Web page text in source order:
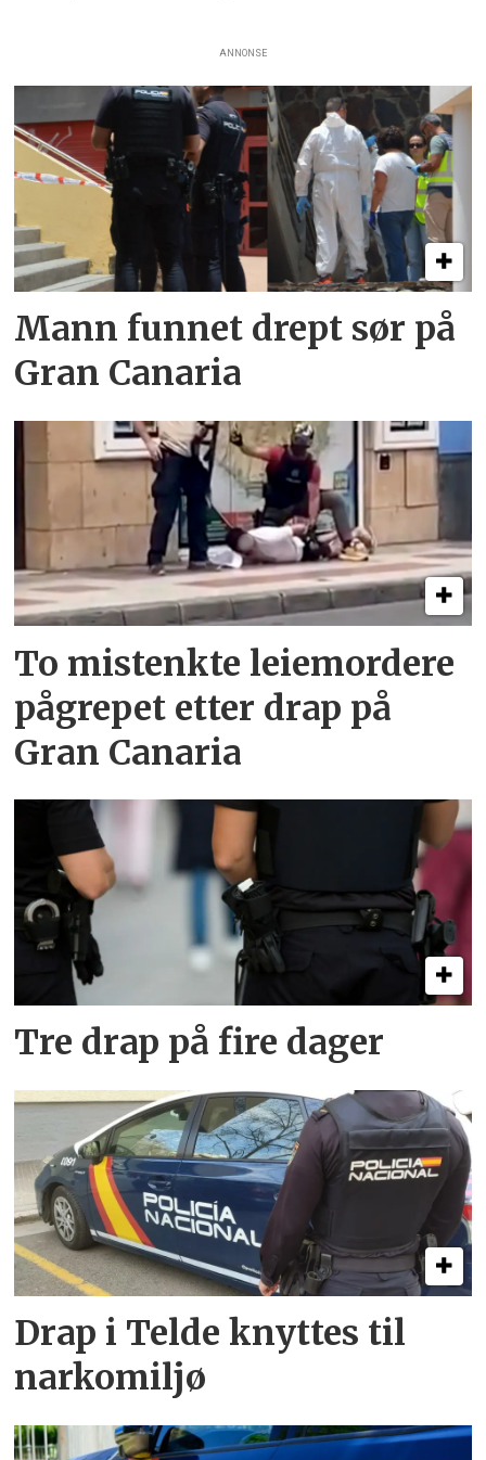
ANNONSE
Mann funnet drept sør på
Gran Canaria
To mistenkte leiemordere
pågrepet etter drap på
Gran Canaria
Tre drap på fire dager
Drap i Telde knyttes til
narkomiljø